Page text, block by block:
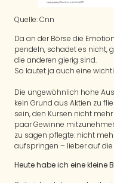
Quelle: Cnn
Da an der Börse die
pendeln, schadet es nicht,
die anderen gierig sind.
So lautet ja auch eine
Die ungewöhnlich hohe
kein Grund aus Aktien zu
sein, den Kursen nicht
paar Gewinne
zu sagen pflegte: nicht
aufspringen – lieber auf
Heute habe ich eine kleine